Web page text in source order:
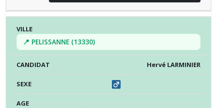
📍 PELISSANNE (13330)
Hervé LARMINIER